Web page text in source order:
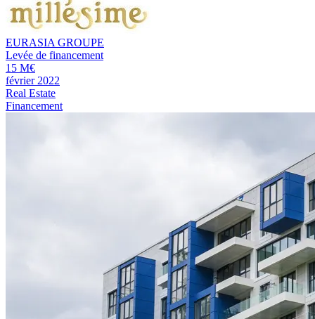
EURASIA GROUPE
Levée de financement
15 M€
février 2022
Real Estate
Financement